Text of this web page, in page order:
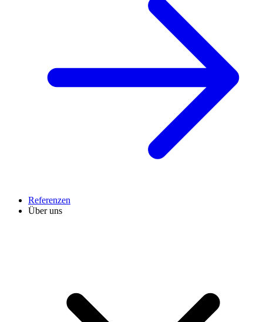
Referenzen
Über uns